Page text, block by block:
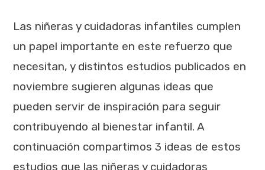
Las niñeras y cuidadoras infantiles cumplen
un papel importante en este refuerzo que
necesitan, y distintos estudios publicados en
noviembre sugieren algunas ideas que
pueden servir de inspiración para seguir
contribuyendo al bienestar infantil. A
continuación compartimos 3 ideas de estos
estudios que las niñeras y cuidadoras